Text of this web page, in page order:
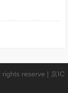
rights reserve | 京IC